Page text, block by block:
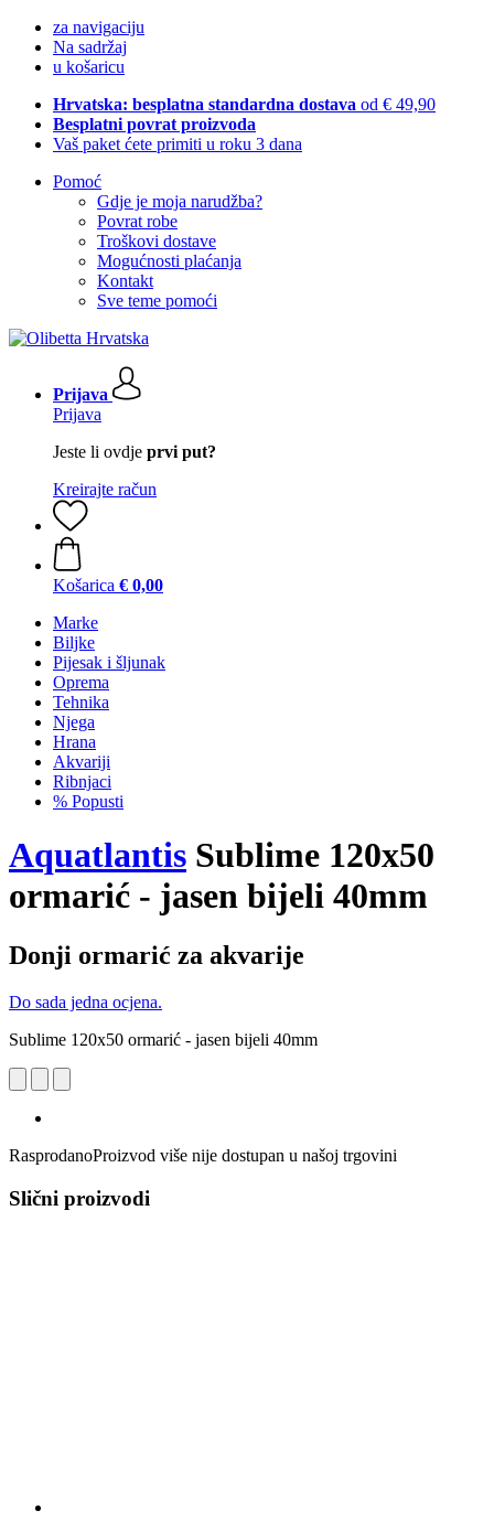
za navigaciju
Na sadržaj
u košaricu
Hrvatska: besplatna standardna dostava od € 49,90
Besplatni povrat proizvoda
Vaš paket ćete primiti u roku 3 dana
Pomoć
Gdje je moja narudžba?
Povrat robe
Troškovi dostave
Mogućnosti plaćanja
Kontakt
Sve teme pomoći
Prijava
Prijava
Jeste li ovdje prvi put?
Kreirajte račun
Košarica € 0,00
Marke
Biljke
Pijesak i šljunak
Oprema
Tehnika
Njega
Hrana
Akvariji
Ribnjaci
% Popusti
Aquatlantis Sublime 120x50
ormarić - jasen bijeli 40mm
Donji ormarić za akvarije
Do sada jedna ocjena.
Sublime 120x50 ormarić - jasen bijeli 40mm
RasprodanoProizvod više nije dostupan u našoj trgovini
Slični proizvodi